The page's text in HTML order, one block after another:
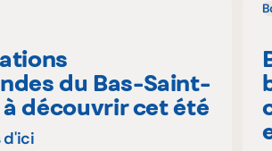
du Bas-Saint-
découvrir cet été
d'ici